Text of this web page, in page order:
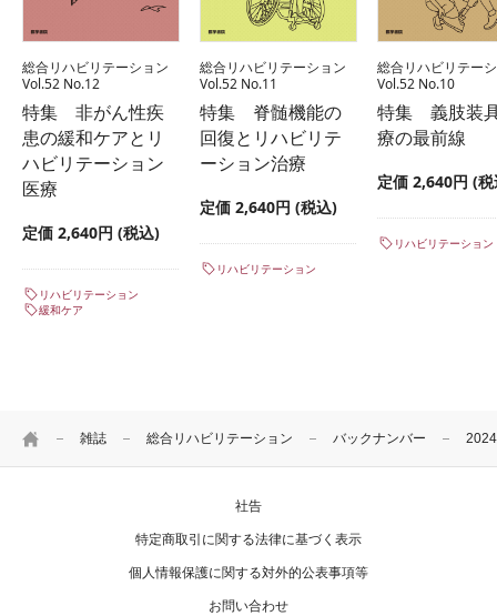
HOME 雑誌 総合リハビリテーション バックナンバー
総合リハビリテーション
Vol.52 No.12
特集 非がん性疾
患の緩和ケアとリ
ハビリテーション
医療
定価 2,640円 (税込)
リハビリテーション
緩和ケア
総合リハビリテーション
Vol.52 No.11
特集 脊髄機能の
回復とリハビリテ
ーション治療
定価 2,640円 (税込)
リハビリテーション
総合リハビリテー
Vol.52 No.10
特集 義肢装
療の最前線
定価 2,640円 (
リハビリテーション
社告
特定商取引に関する法律に基づく表示
個人情報保護に関する対外的公表事項等
お問い合わせ